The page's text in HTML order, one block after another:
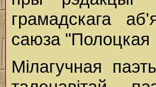
грамадскага
саюза "Полоцкая
Мілагучная